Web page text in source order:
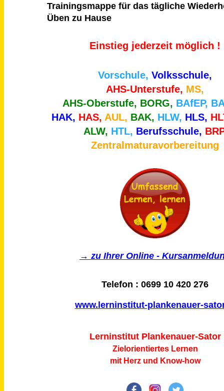
Trainingsmappe für das tägliche
Üben zu Hause
Einstieg jederzeit möglich !
Vorschule, Volksschule,
AHS-Unterstufe, MS,
AHS-Oberstufe, BORG, BAfEP,
HAK, HAS, AUL, BAK, HLW, HLS,
ALW, HTL, Berufsschule,
Zentralmaturavorbereitung
→ zu Ihrer Online -
Telefon : 0699 10 420 276
www.lerninstitut-plankenauer-
Lerninstitut Plankenauer-Sator
Zielorientiertes Lernen
mit Herz und Know-how